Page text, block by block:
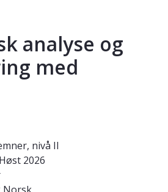
analyse og
analyse og
med
nivå II
Høst 2026